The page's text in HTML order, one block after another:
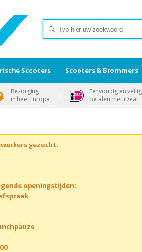
gezocht:
openingstijden:
Scooters Scooters & Brommers
Bezorging
in heel Europa
Eenvoudig en veilig
betalen met iDeal